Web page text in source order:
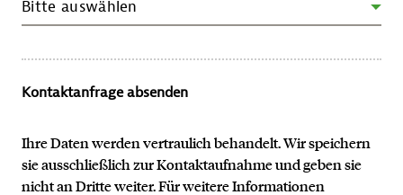
Kontaktanfrage absenden
Ihre Daten werden vertraulich behandelt. Wir speichern
sie ausschließlich zur Kontaktaufnahme und geben sie
nicht an Dritte weiter. Für weitere Informationen